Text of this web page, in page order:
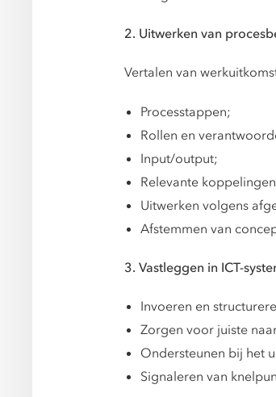
2. Uitwerken van
Vertalen van
Processtappen;
Rollen en
Input/output;
Relevante
Uitwerken volgens
Afstemmen van
3. Vastleggen in ICT-
Invoeren en
Zorgen voor juiste
Ondersteunen bij het
Signaleren van